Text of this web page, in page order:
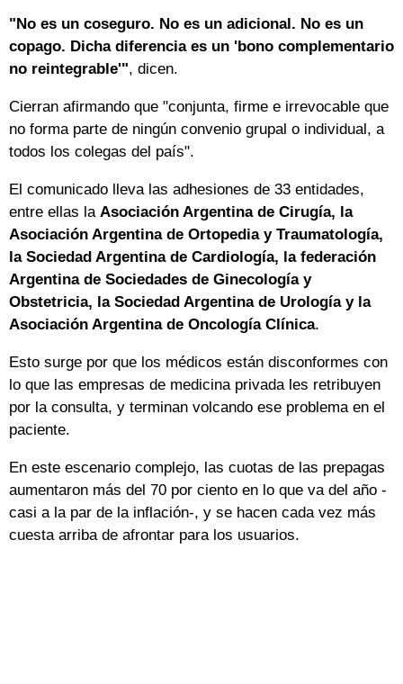
"No es un coseguro. No es un adicional. No es un
copago. Dicha diferencia es un 'bono complementario
no reintegrable'", dicen.
Cierran afirmando que "conjunta, firme e irrevocable que
no forma parte de ningún convenio grupal o individual, a
todos los colegas del país".
El comunicado lleva las adhesiones de 33 entidades,
entre ellas la Asociación Argentina de Cirugía, la
Asociación Argentina de Ortopedia y Traumatología,
la Sociedad Argentina de Cardiología, la federación
Argentina de Sociedades de Ginecología y
Obstetricia, la Sociedad Argentina de Urología y la
Asociación Argentina de Oncología Clínica.
Esto surge por que los médicos están disconformes con
lo que las empresas de medicina privada les retribuyen
por la consulta, y terminan volcando ese problema en el
paciente.
En este escenario complejo, las cuotas de las prepagas
aumentaron más del 70 por ciento en lo que va del año -
casi a la par de la inflación-, y se hacen cada vez más
cuesta arriba de afrontar para los usuarios.